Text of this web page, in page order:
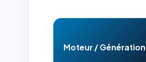
Moteur / Génération